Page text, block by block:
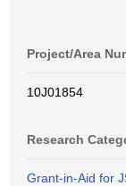
Project/Area
10J01854
Research
Grant-in-Aid for